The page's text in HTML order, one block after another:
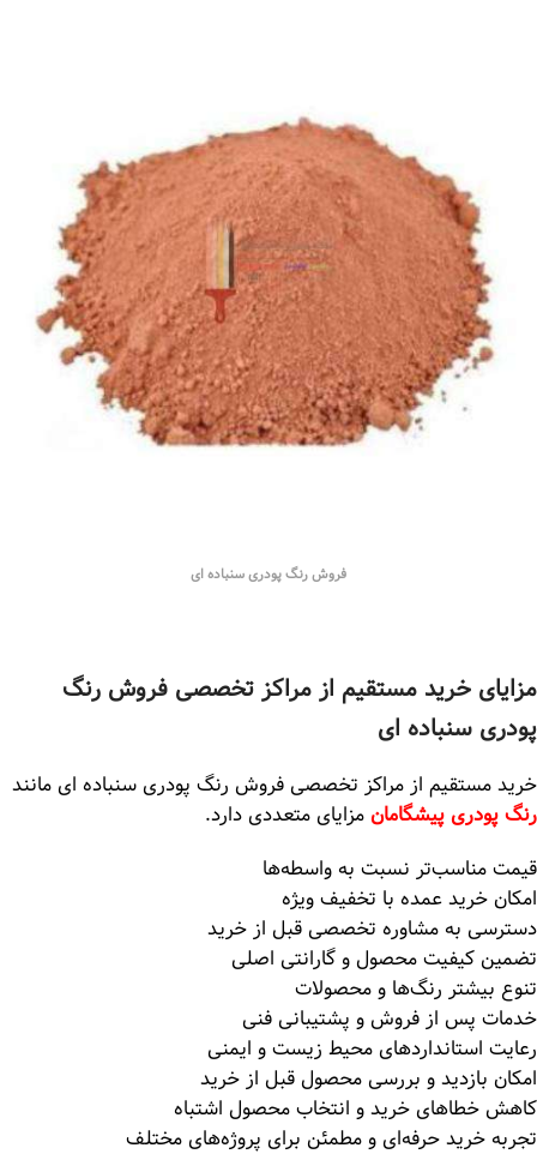
فروش رنگ پودری سنباده ای
مزایای خرید مستقیم از مراکز تخصصی فروش رنگ
پودری سنباده ای
خرید مستقیم از مراکز تخصصی فروش رنگ پودری سنباده ای مانند
رنگ پودری پیشگامان مزایای متعددی دارد.
قیمت مناسب‌تر نسبت به واسطه‌ها
امکان خرید عمده با تخفیف ویژه
دسترسی به مشاوره تخصصی قبل از خرید
تضمین کیفیت محصول و گارانتی اصلی
تنوع بیشتر رنگ‌ها و محصولات
خدمات پس از فروش و پشتیبانی فنی
رعایت استانداردهای محیط زیست و ایمنی
امکان بازدید و بررسی محصول قبل از خرید
کاهش خطاهای خرید و انتخاب محصول اشتباه
تجربه خرید حرفه‌ای و مطمئن برای پروژه‌های مختلف